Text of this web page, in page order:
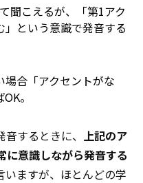
聞こえるが、「第1アク
という意識で発音する
合「アクセントがな
。
するときに、 上記のア
に意識しながら発音する
いますが、ほとんどの学